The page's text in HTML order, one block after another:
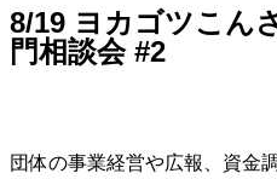
8/19 ヨカゴツこん
門相談会 #2
団体の事業経営や広報、資金